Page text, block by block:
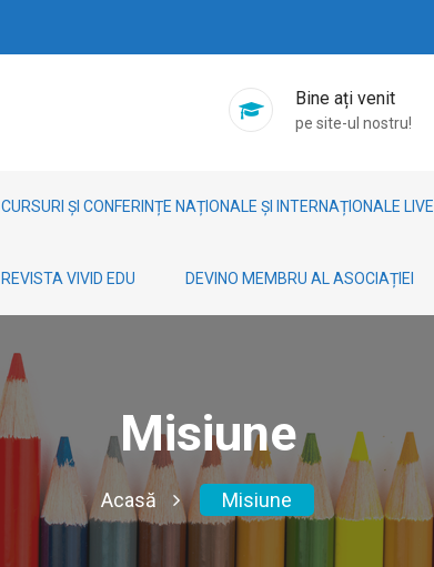
Bine ați venit
pe site-ul nostru!
CURSURI ȘI CONFERINȚE NAȚIONALE ȘI INTERNAȚIONALE LIVE
REVISTA VIVID EDU DEVINO MEMBRU AL ASOCIAȚIEI
Misiune
Acasă Misiune